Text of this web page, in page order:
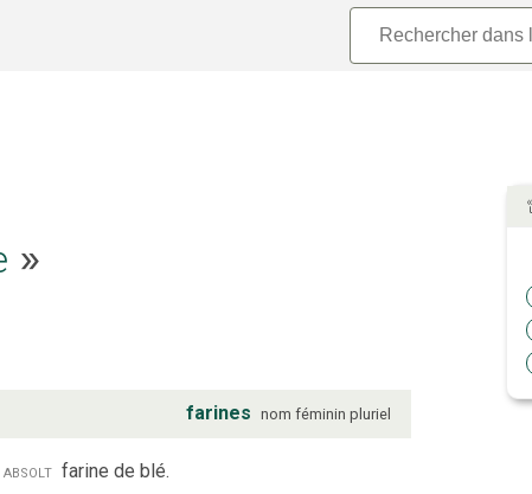
»
farines nom féminin pluriel
absolt farine de blé.